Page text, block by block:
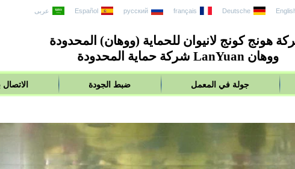
هونج كونج لانيوان للحماية (ووهان) المحدودة
ووهان LanYuan شركة حماية المحدودة
Deutsche
français
русский
Español عربى
جولة في المعمل ضبط الجودة الاتصال